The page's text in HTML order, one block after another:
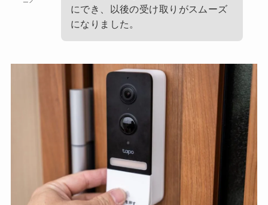
にでき、以後の受け取りがスムーズ
になりました。